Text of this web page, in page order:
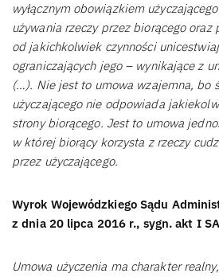
wyłącznym obowiązkiem
używania rzeczy przez biorącego oraz
od jakichkolwiek czynności
ograniczających jego – wynikające z
(…). Nie jest to umowa wzajemna, bo
użyczającego nie odpowiada
strony biorącego. Jest to umowa
w której biorący korzysta z rzeczy
przez użyczającego.
Wyrok Wojewódzkiego Sądu
z dnia 20 lipca 2016 r., sygn. akt I
Umowa użyczenia ma charakter